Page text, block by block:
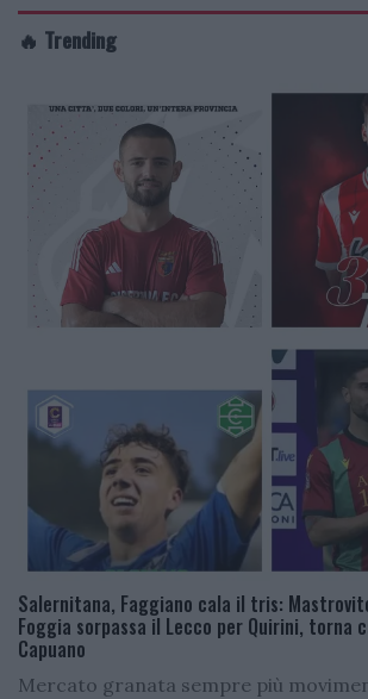
🔥 Trending
Salernitana, Faggiano cala il tris:
Foggia sorpassa il Lecco per Quirini, torna
Capuano
Mercato granata sempre più